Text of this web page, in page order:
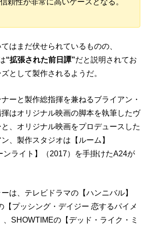
頼性が非常に高いケースとなる。
はまだ伏せられているものの、
“拡張された前日譚”だと説明されてお
として製作されるようだ。
ーと製作総指揮を兼ねるブライアン・
はオリジナル映画の脚本を執筆したヴ
、オリジナル映画をプロデュースした
、製作スタジオは【ルーム】
ンライト】（2017）を手掛けたA24が
は、テレビドラマの【ハンニバル】
【プッシング・デイジー 恋するパイメ
、SHOWTIMEの【デッド・ライク・ミ